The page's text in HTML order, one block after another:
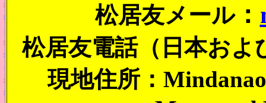
松居友メール：
松居友電話（日本およ
現地住所：